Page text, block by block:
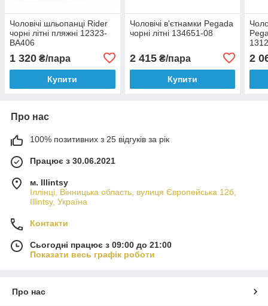
Чоловічі шльопанці Rider
чорні літні пляжні 12323-
BA406
1 320 ₴/пара
Купити
Чоловічі в'єтнамки Pegada
чорні літні 134651-08
2 415₴/пара
Купити
2
Про нас
100% позитивних з 25 відгуків за рік
Працює з 30.06.2021
м. Illintsy
Іллінці, Вінницька область, вулиця Європейська 12б,
Illintsy, Україна
Контакти
Сьогодні працює з 09:00 до 21:00
Показати весь графік роботи
Про нас